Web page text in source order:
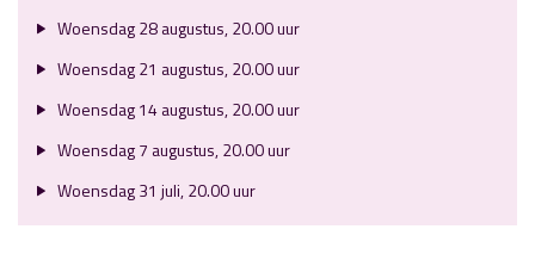
Woensdag 28 augustus, 20.00 uur
Woensdag 21 augustus, 20.00 uur
Woensdag 14 augustus, 20.00 uur
Woensdag 7 augustus, 20.00 uur
Woensdag 31 juli, 20.00 uur